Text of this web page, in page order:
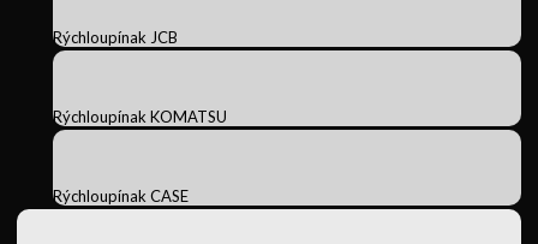
Rýchloupínak JCB
Rýchloupínak KOMATSU
Rýchloupínak CASE